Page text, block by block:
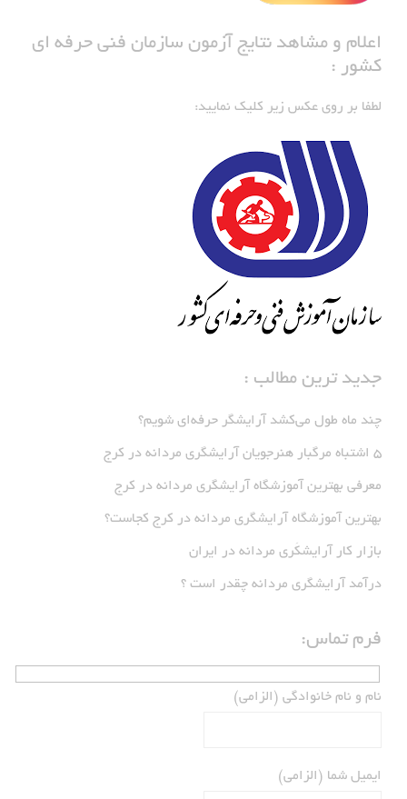
اعلام و مشاهد نتایج آزمون سازمان فنی حرفه ای
کشور :
لطفا بر روی عکس زیر کلیک نمایید:
جدید ترین مطالب :
چند ماه طول می‌کشد آرایشگر حرفه‌ای شویم؟
5 اشتباه مرگبار هنرجویان آرایشگری مردانه در کرج
معرفی بهترین آموزشگاه آرایشگری مردانه در کرج
بهترین آموزشگاه آرایشگری مردانه در کرج کجاست؟
بازار كار آرايشكَرى مردانه در ايران
درآمد آرایشگری مردانه چقدر است ؟
فرم تماس:
نام و نام خانوادگی (الزامی)
ایمیل شما (الزامی)